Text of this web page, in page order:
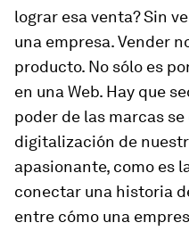
lograr esa venta? Sin
una empresa. Vender
producto. No sólo es
en una Web. Hay que
poder de las marcas
digitalización de
apasionante, como es
conectar una historia
entre cómo una